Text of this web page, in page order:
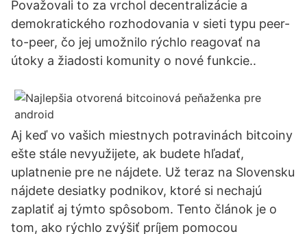
Považovali to za vrchol decentralizácie a
demokratického rozhodovania v sieti typu peer-
to-peer, čo jej umožnilo rýchlo reagovať na
útoky a žiadosti komunity o nové funkcie..
Aj keď vo vašich miestnych potravinách bitcoiny
ešte stále nevyužijete, ak budete hľadať,
uplatnenie pre ne nájdete. Už teraz na Slovensku
nájdete desiatky podnikov, ktoré si nechajú
zaplatiť aj týmto spôsobom. Tento článok je o
tom, ako rýchlo zvýšiť príjem pomocou